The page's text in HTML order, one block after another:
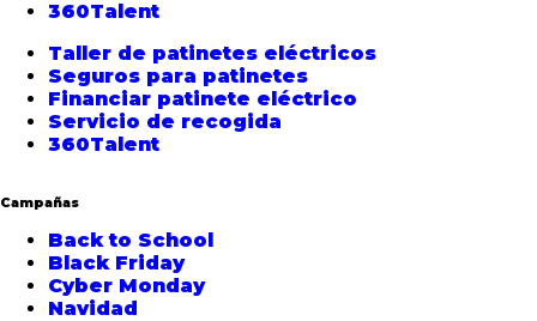
360Talent
Taller de patinetes eléctricos
Seguros para patinetes
Financiar patinete eléctrico
Servicio de recogida
360Talent
Campañas
Back to School
Black Friday
Cyber Monday
Navidad